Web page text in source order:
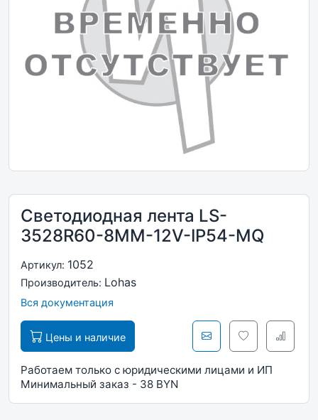
Светодиодная лента LS-
3528R60-8MM-12V-IP54-MQ
Артикул: 1052
Производитель: Lohas
Вся документация
Цены и наличие
Работаем только с юридическими лицами и ИП
Минимальный заказ - 38 BYN